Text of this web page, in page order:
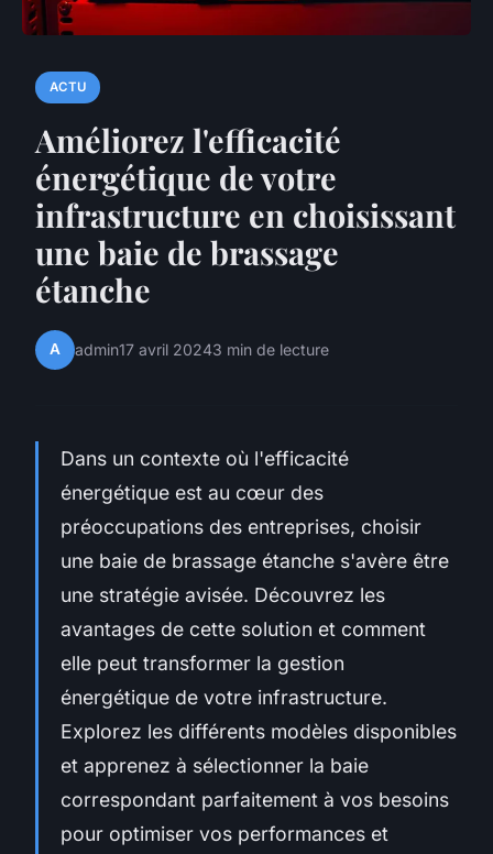
ACTU
Améliorez l'efficacité
énergétique de votre
infrastructure en choisissant
une baie de brassage
étanche
A admin17 avril 20243 min de lecture
Dans un contexte où l'efficacité
énergétique est au cœur des
préoccupations des entreprises, choisir
une baie de brassage étanche s'avère être
une stratégie avisée. Découvrez les
avantages de cette solution et comment
elle peut transformer la gestion
énergétique de votre infrastructure.
Explorez les différents modèles disponibles
et apprenez à sélectionner la baie
correspondant parfaitement à vos besoins
pour optimiser vos performances et